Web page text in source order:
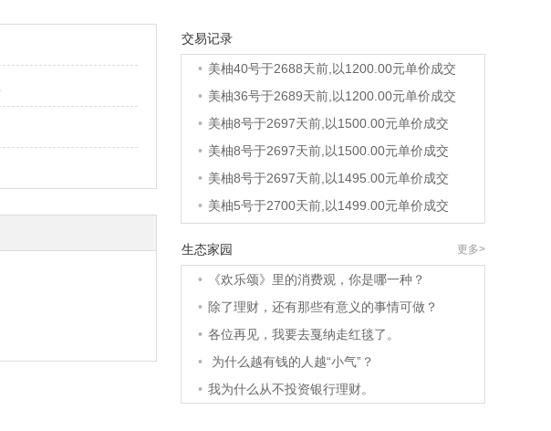
交易记录
• 美柚6号于2688天前,以1200.00元单价成交
• 美柚40号于2688天前,以1200.00元单价成交
• 美柚36号于2689天前,以1200.00元单价成交
• 美柚8号于2697天前,以1500.00元单价成交
• 美柚8号于2697天前,以1500.00元单价成交
• 美柚8号于2697天前,以1495.00元单价成交
• 美柚5号于2700天前,以1499.00元单价成交
•
美柚5号于2701天前,以1499.00元单价成交
美柚3号于2701天前,以1500.00元单价成交
美柚38号于2702天前,以1500.00元单价成交
美柚20号于2715天前,以1495.00元单价成交
美柚38号于2718天前,以1500.00元单价成交
美柚10号于2718天前,以2000.00元单价成交
生态家园 更多>
•
《欢乐颂》里的消费观，你是哪一种？
• 除了理财，还有那些有意义的事情可做？
• 各位再见，我要去戛纳走红毯了。
•
为什么越有钱的人越“小气”？
• 我为什么从不投资银行理财。